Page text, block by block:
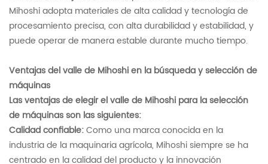
Mihoshi adopta materiales de alta calidad y tecnología de
procesamiento precisa, con alta durabilidad y estabilidad, y
puede operar de manera estable durante mucho tiempo.
Ventajas del valle de Mihoshi en la búsqueda y selección de
máquinas
Las ventajas de elegir el valle de Mihoshi para la selección
de máquinas son las siguientes:
Calidad confiable:Como una marca conocida en la
industria de la maquinaria agrícola, Mihoshi siempre se ha
centrado en la calidad del producto y la innovación